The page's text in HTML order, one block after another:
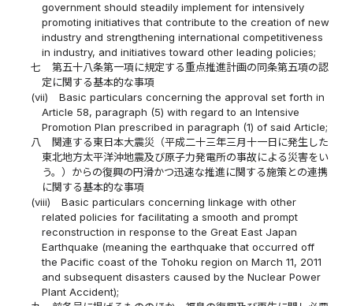
government should steadily implement for intensively
promoting initiatives that contribute to the creation of new
industry and strengthening international competitiveness
in industry, and initiatives toward other leading policies;
七
第五十八条第一項に規定する重点推進計画の同条第五項の認
定に関する基本的な事項
(vii)
Basic particulars concerning the approval set forth in
Article 58, paragraph (5) with regard to an Intensive
Promotion Plan prescribed in paragraph (1) of said Article;
八
関連する東日本大震災（平成二十三年三月十一日に発生した
東北地方太平洋沖地震及び原子力発電所の事故による災害をい
う。）からの復興の円滑かつ迅速な推進に関する施策との連携
に関する基本的な事項
(viii)
Basic particulars concerning linkage with other
related policies for facilitating a smooth and prompt
reconstruction in response to the Great East Japan
Earthquake (meaning the earthquake that occurred off
the Pacific coast of the Tohoku region on March 11, 2011
and subsequent disasters caused by the Nuclear Power
Plant Accident);